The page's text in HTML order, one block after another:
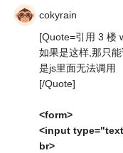
cokyrain
[Quote=引用 3 楼
如果是这样,那只
是js里面无法调用
[/Quote]
<form>
<input
br>